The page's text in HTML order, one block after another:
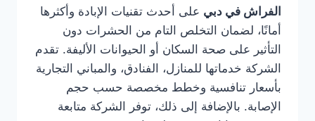
الفراش في دبي على أحدث تقنيات الإبادة وأكثرها
أمانًا، لضمان التخلص التام من الحشرات دون
التأثير على صحة السكان أو الحيوانات الأليفة. تقدم
الشركة خدماتها للمنازل، الفنادق، والمباني التجارية
بأسعار تنافسية وخطط مخصصة حسب حجم
الإصابة. بالإضافة إلى ذلك، توفر الشركة متابعة